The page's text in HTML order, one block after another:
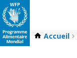
Accueil